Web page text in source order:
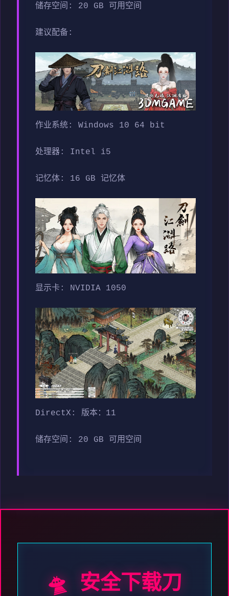
储存空间: 20 GB 可用空间
建议配备:
作业系统: Windows 10 64 bit
处理器: Intel i5
记忆体: 16 GB 记忆体
显示卡: NVIDIA 1050
DirectX: 版本：11
储存空间: 20 GB 可用空间
🛸 安全下载刀